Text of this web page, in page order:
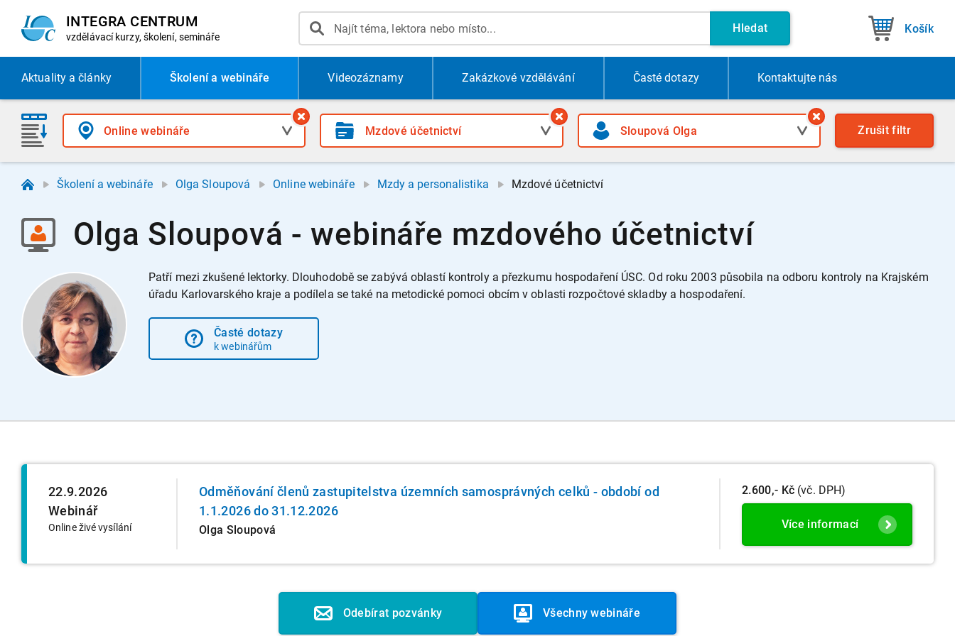
INTEGRA CENTRUM
vzdělávací kurzy, školení, semináře
Hledat Košík
Aktualitya články Školení a webináře Videozáznamy Zakázkové vzdělávání Časté dotazy Kontaktujte nás
Zrušit filtr
Školení a webináře Olga Sloupová Online webináře Mzdy a personalistika Mzdové účetnictví
Olga Sloupová - webináře mzdového účetnictví
Patří mezi zkušené lektorky. Dlouhodobě se zabývá oblastí kontroly a přezkumu hospodaření ÚSC. Od roku 2003 působila na odboru kontroly na Krajském
úřadu Karlovarského kraje a podílela se také na metodické pomoci obcím v oblasti rozpočtové skladby a hospodaření.
Časté dotazy
k webinářům
22.9.2026
Webinář
Online živé vysílání
Odměňování členů zastupitelstva územních samosprávných celků - období od
1.1.2026 do 31.12.2026
Olga Sloupová
2.600,- Kč (vč. DPH)
Více informací
Odebírat pozvánky Všechny webináře